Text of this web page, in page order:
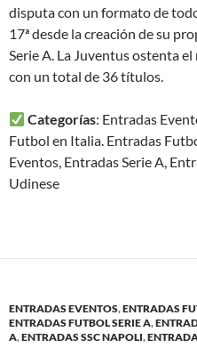
disputa con un formato de
17ª desde la creación de su
Serie A. La Juventus ostenta
con un total de 36 títulos.
Categorías: Entradas
Futbol en Italia. Entradas
Eventos, Entradas Serie A,
Udinese
ENTRADAS EVENTOS,ENTRADAS
ENTRADAS FUTBOL SERIE A,
A,ENTRADAS SSC NAPOLI,